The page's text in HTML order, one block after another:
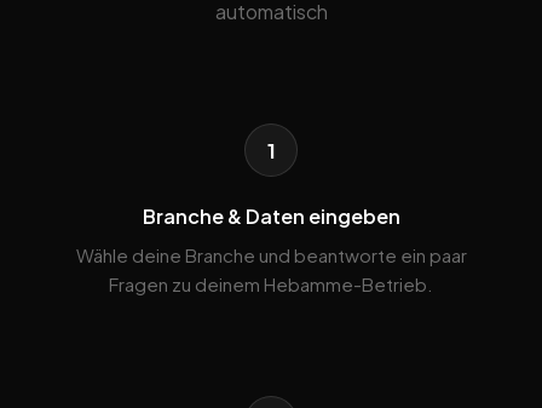
automatisch
1
Branche & Daten eingeben
Wähle deine Branche und beantworte ein paar
Fragen zu deinem Hebamme-Betrieb.